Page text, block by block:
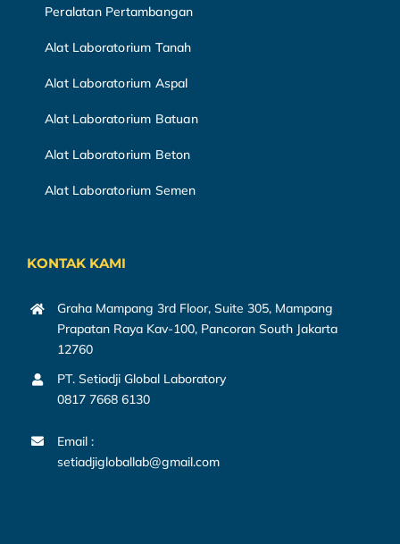
Peralatan Pertambangan
Alat Laboratorium Tanah
Alat Laboratorium Aspal
Alat Laboratorium Batuan
Alat Laboratorium Beton
Alat Laboratorium Semen
KONTAK KAMI
Graha Mampang 3rd Floor, Suite 305, Mampang
Prapatan Raya Kav-100, Pancoran South Jakarta
12760
PT. Setiadji Global Laboratory
0817 7668 6130
Email :
setiadjigloballab@gmail.com